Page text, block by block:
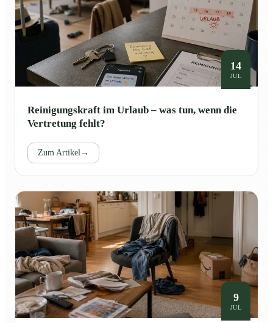
14
JUL
Reinigungskraft im Urlaub – was tun, wenn die
Vertretung fehlt?
Zum Artikel→
9
JUL